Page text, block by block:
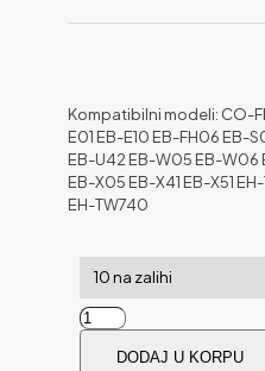
Kompatibilni modeli: CO-
E01 EB-E10 EB-FH06 EB-
EB-U42 EB-W05 EB-W06
EB-X05 EB-X41 EB-X51
EH-TW740
10 na zalihi
Epson
Torba
DODAJ U KORPU